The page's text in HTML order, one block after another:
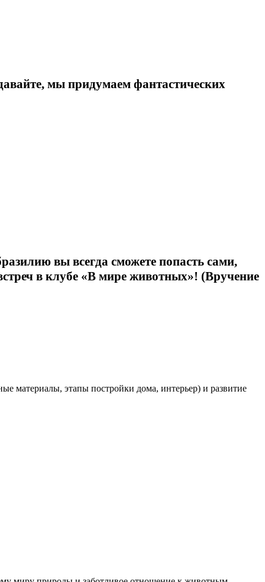
мы придумаем фантастических
вы всегда сможете попасть сами,
в клубе «В мире животных»! (Вручение
материалы, этапы постройки дома, интерьер) и развитие